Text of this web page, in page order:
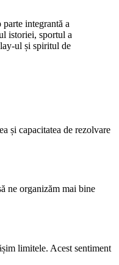
integrantă a
istoriei, sportul a
ul și spiritul de
și capacitatea de rezolvare
ne organizăm mai bine
limitele. Acest sentiment